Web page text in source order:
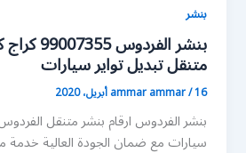
بنشر
بنشر
متنقل تبديل تواير سيارات
ammar ammar/16 أبريل، 2020
بنشر الفردوس ارقام بنشر متنقل
سيارات مع ضمان الجودة العالية خدمة